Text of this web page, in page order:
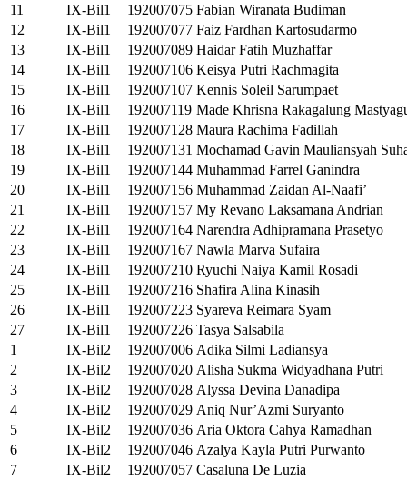
11
IX-Bil1 192007075 Fabian Wiranata Budiman
12
IX-Bil1 192007077 Faiz Fardhan Kartosudarmo
13
IX-Bil1 192007089 Haidar Fatih Muzhaffar
14
IX-Bil1 192007106 Keisya Putri Rachmagita
15
IX-Bil1 192007107 Kennis Soleil Sarumpaet
16
IX-Bil1 192007119 Made Khrisna Rakagalung
17
IX-Bil1 192007128 Maura Rachima Fadillah
18
IX-Bil1 192007131 Mochamad Gavin Mauliansyah
19
IX-Bil1 192007144 Muhammad Farrel Ganindra
20
IX-Bil1 192007156 Muhammad Zaidan Al-Naafi’
21
IX-Bil1 192007157 My Revano Laksamana Andrian
22
IX-Bil1 192007164 Narendra Adhipramana Prasetyo
23
IX-Bil1 192007167 Nawla Marva Sufaira
24
IX-Bil1 192007210 Ryuchi Naiya Kamil Rosadi
25
IX-Bil1 192007216 Shafira Alina Kinasih
26
IX-Bil1 192007223 Syareva Reimara Syam
27
IX-Bil1 192007226 Tasya Salsabila
1
IX-Bil2 192007006 Adika Silmi Ladiansya
2
IX-Bil2 192007020 Alisha Sukma Widyadhana Putri
3
IX-Bil2 192007028 Alyssa Devina Danadipa
4
IX-Bil2 192007029 Aniq Nur’Azmi Suryanto
5
IX-Bil2 192007036 Aria Oktora Cahya Ramadhan
6
IX-Bil2 192007046 Azalya Kayla Putri Purwanto
7
IX-Bil2 192007057 Casaluna De Luzia